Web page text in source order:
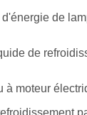
de
de
à moteur